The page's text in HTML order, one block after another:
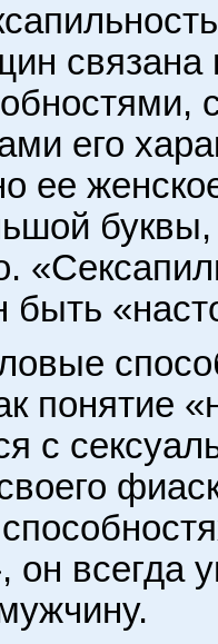
связана
его
ее
буквы,
понятие
с
он